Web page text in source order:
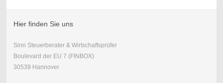
Hier finden Sie uns
Sinn Steuerberater & Wirtschaftsprüfer
Boulevard der EU 7 (FINBOX)
30539 Hannover